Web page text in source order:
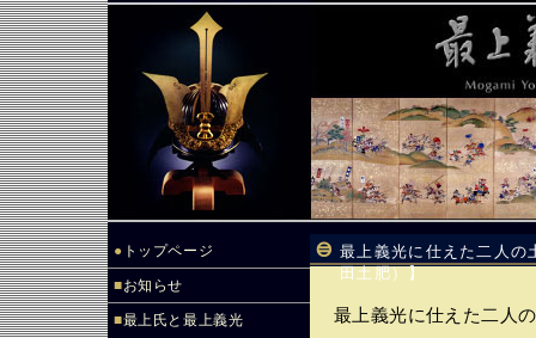
● トップページ
■お知らせ
■最上氏と最上義光
最上義光に仕えた二人
田土肥）】
最上義光に仕えた二人